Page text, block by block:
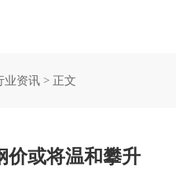
业资讯> 正文
价或将温和攀升